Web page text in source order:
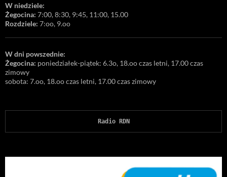
W niedziele:
Żegocina: 7:00, 8:30, 9:45, 11:00, 15.00
Rozdziele: 7:oo, 9.oo
W dni powszednie:
Żegocina: poniedziałek-piątek: 6.3o, 18.oo czas letni, 17.00 czas
zimowy
sobota: 7.oo, 18.oo czas letni, 17.00 czas zimowy
Radio RDN